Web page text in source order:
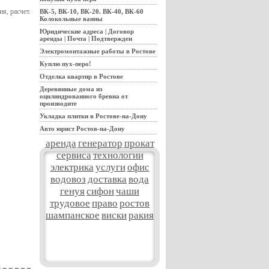
расчет.
ВК-5, ВК-10, ВК-20. ВК-40, ВК-60
Колокольные ванны
Юридические адреса | Договор
аренды | Почта | Подтвержден
Электромонтажные работы в Ростове
Куплю пух-перо!
Отделка квартир в Ростове
Деревянные дома из
оцилиндрованного бревна от
производите
Укладка плитки в Ростове-на-Дону
Авто юрист Ростов-на-Дону
аренда генератор прокат
сервисатехнологии
электрика услугиофис
водовоз доставка вода
генуясифончаши
трудовое право ростов
шампанское вискиракия